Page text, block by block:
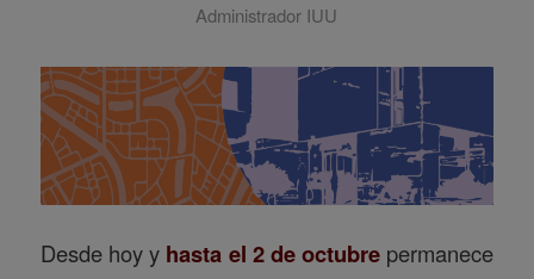
Administrador IUU
Desde hoy y hasta el 2 de octubre permanece